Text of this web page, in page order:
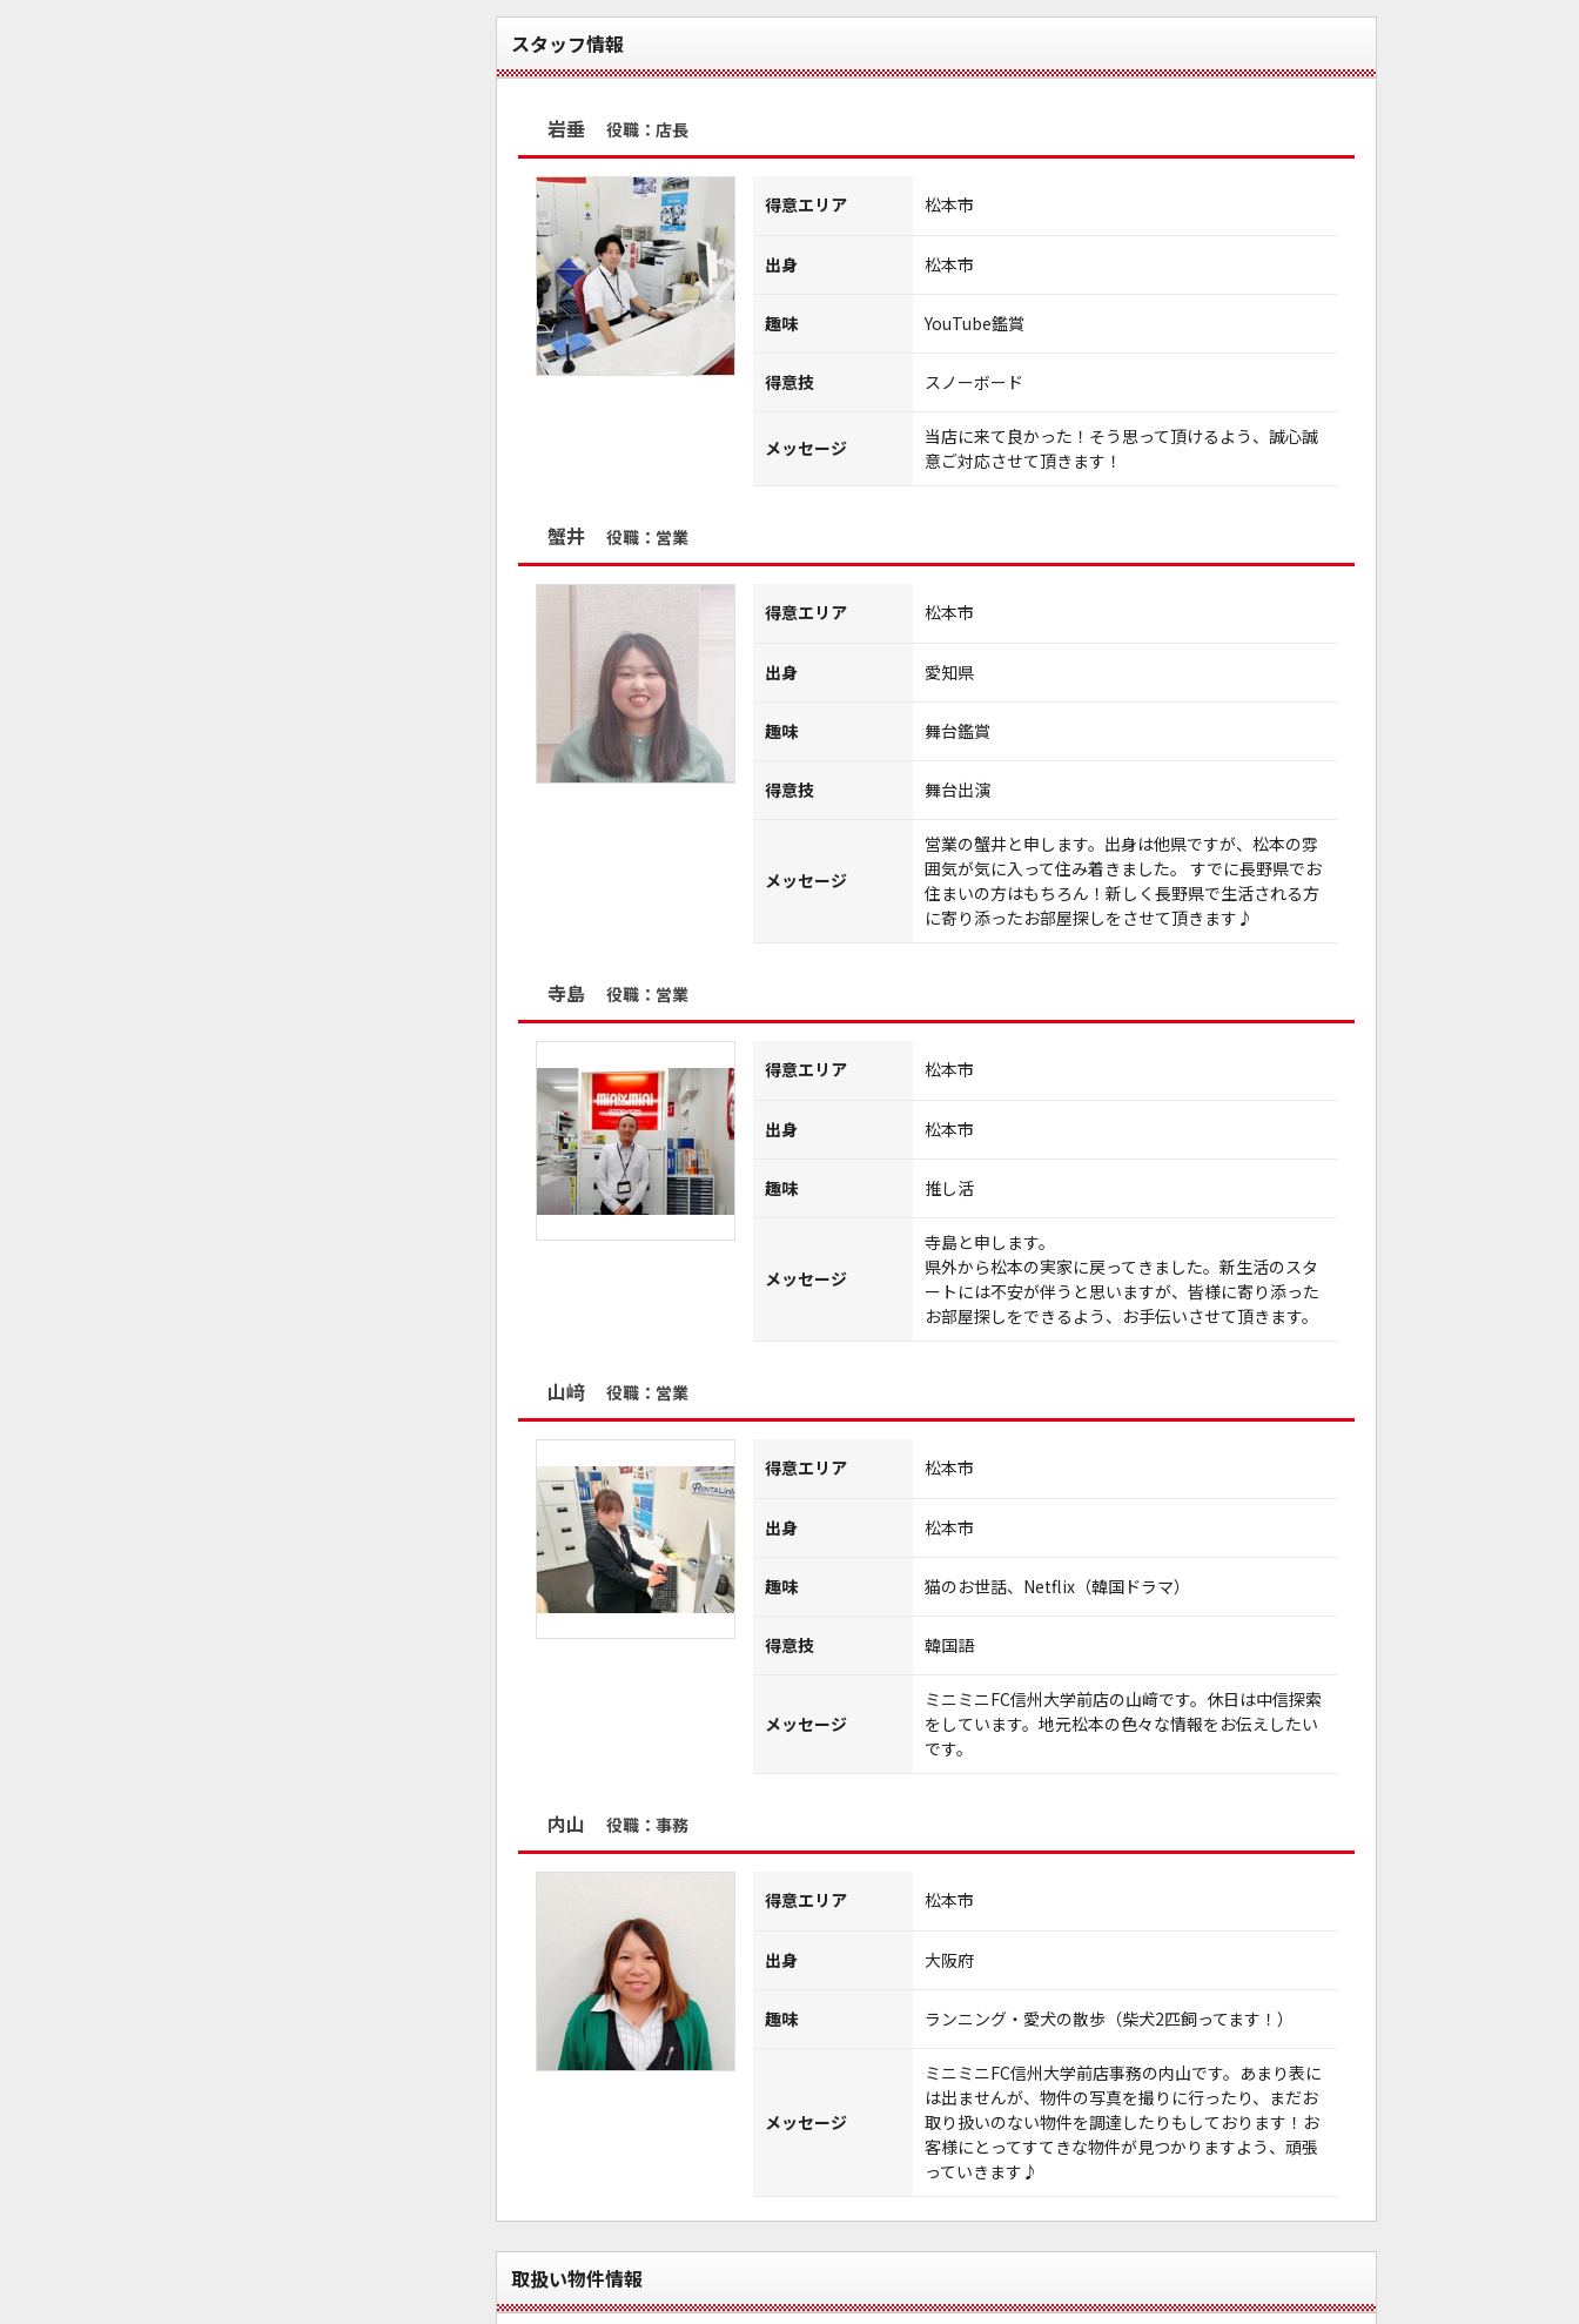
スタッフ情報
岩垂 役職：店長
得意エリア 松本市
出身 松本市
趣味 YouTube鑑賞
得意技 スノーボード
メッセージ
当店に来て良かった！そう思って頂けるよう、誠心誠
意ご対応させて頂きます！
蟹井 役職：営業
得意エリア 松本市
出身 愛知県
趣味 舞台鑑賞
得意技 舞台出演
メッセージ
営業の蟹井と申します。出身は他県ですが、松本の雰
囲気が気に入って住み着きました。 すでに長野県でお
住まいの方はもちろん！新しく長野県で生活される方
に寄り添ったお部屋探しをさせて頂きます♪
寺島 役職：営業
得意エリア 松本市
出身 松本市
趣味 推し活
メッセージ
寺島と申します。
県外から松本の実家に戻ってきました。新生活のスタ
ートには不安が伴うと思いますが、皆様に寄り添った
お部屋探しをできるよう、お手伝いさせて頂きます。
山﨑 役職：営業
得意エリア 松本市
出身 松本市
趣味 猫のお世話、Netflix（韓国ドラマ）
得意技 韓国語
メッセージ
ミニミニFC信州大学前店の山﨑です。休日は中信探索
をしています。地元松本の色々な情報をお伝えしたい
内山 役職：事務
得意エリア 松本市
出身 大阪府
趣味 ランニング・愛犬の散歩（柴犬2匹飼ってます！）
メッセージ
ミニミニFC信州大学前店事務の内山です。あまり表に
は出ませんが、物件の写真を撮りに行ったり、まだお
取り扱いのない物件を調達したりもしております！お
客様にとってすてきな物件が見つかりますよう、頑張
っていきます♪
取扱い物件情報